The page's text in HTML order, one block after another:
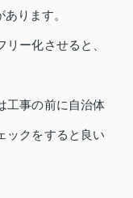
ります。
ー化させると、
工事の前に自治体
ックをすると良い